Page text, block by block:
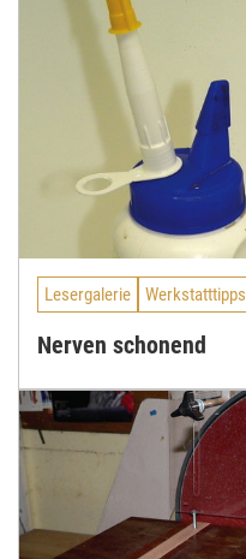
Lesergalerie Werkstatttipps
Nerven schonend